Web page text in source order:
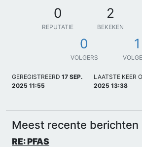
0
REPUTATIE
2
BEKEKEN
0
VOLGERS
1
GEREGISTREERD 17 SEP.
2025 11:55
LAATSTE KEER
2025 13:38
Meest recente
RE: PFAS